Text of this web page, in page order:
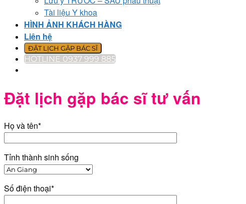
Tài liệu Y khoa
HÌNH ẢNH KHÁCH HÀNG
Liên hệ
ĐẶT LỊCH GẶP BÁC SĨ
HOTLINE 0937 999 885
Đặt lịch gặp bác sĩ tư vấn
Họ và tên*
Tỉnh thành sinh sống
Số điện thoại*